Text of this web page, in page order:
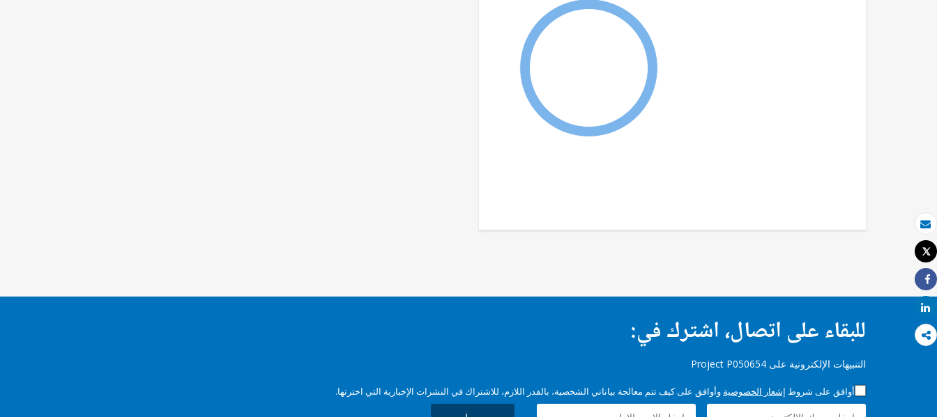
بريد الكتروني
طباعة
Tweet
Share
Share
للبقاء على اتصال، اشترك في:
التنبيهات الإلكترونية على Project P050654
أوافق على شروط إشعار الخصوصية وأوافق على كيف تتم معالجة بياناتي الشخصية، بالقدر اللازم، للاشتراك في النشرات الإخبارية التي اخترتها.